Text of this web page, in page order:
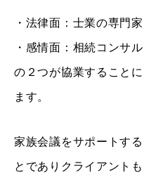
・法律面：士業の専門家
・感情面：相続コンサ
の２つが協業すること
ます。
家族会議をサポートす
とでありクライアント